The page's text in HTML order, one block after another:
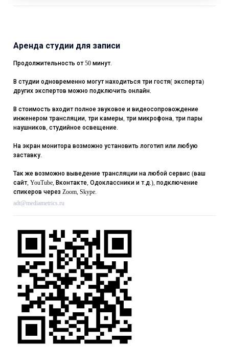
Аренда студии для записи
Продолжительность от 50 минут.
В студии одновременно могут находиться три гостя( эксперта)
других экспертов можно подключить онлайн.
В стоимость входит полное звуковое и видеосопровождение
инженером трансляции, три камеры, три микрофона, три пары
наушников, студийное освещение.
На экран монитора возможно установить логотип или любую
заставку.
Так же возможно выведение трансляции на любой сервис (ваш
сайт, YouTube, Вконтакте, Одоклассники и т.д.), подключение
спикеров через Zoom, Skype.
adt@mediametrics.ru